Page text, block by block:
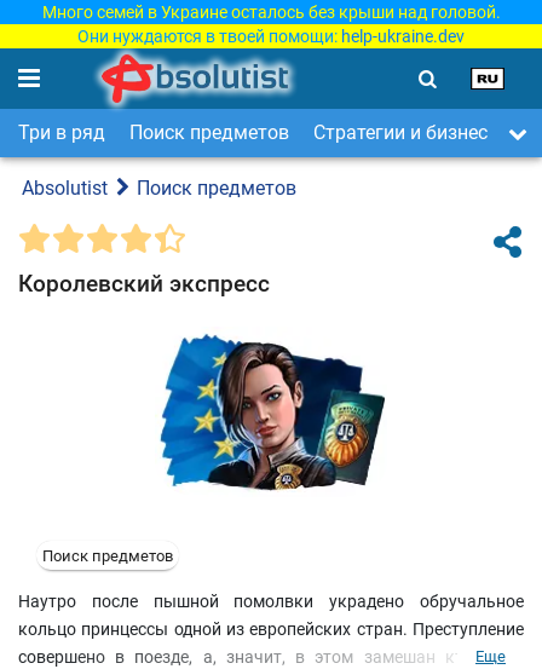
Много семей в Украине осталось без крыши над головой.
Они нуждаются в твоей помощи: help-ukraine.dev
Три в ряд Поиск предметов Стратегии и бизнес
Absolutist Поиск предметов
Королевский экспресс
Поиск предметов
Наутро после пышной помолвки украдено обручальное
кольцо принцессы одной из европейских стран. Преступление
совершено в поезде, а, значит, в этом замешан кто-то из
Еще